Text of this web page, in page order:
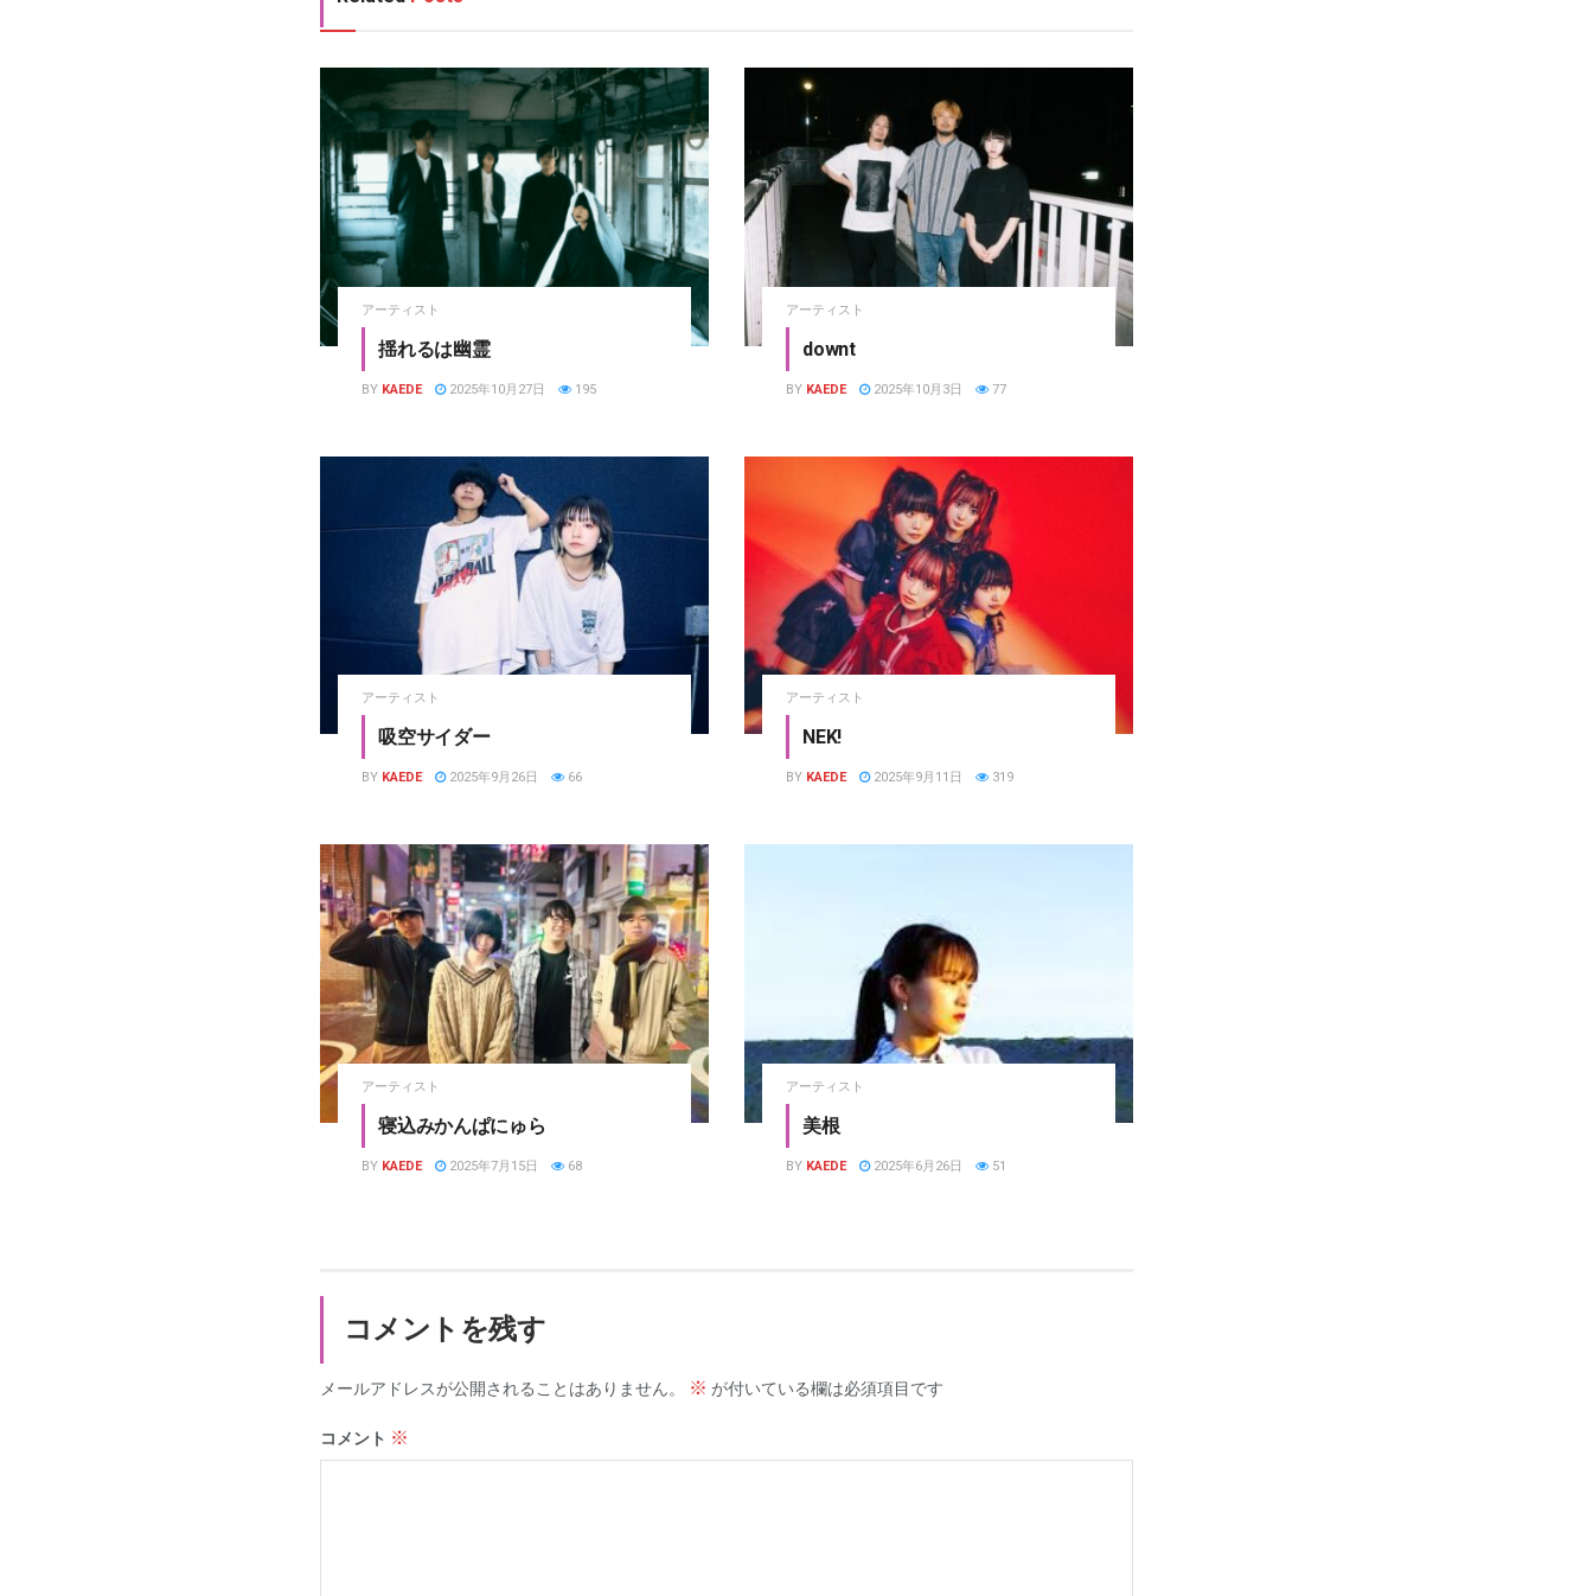
アーティスト
揺れるは幽霊
BY KAEDE 2025年10月27日 195
アーティスト
downt
BY KAEDE 2025年10月3日 77
アーティスト
吸空サイダー
BY KAEDE 2025年9月26日 66
アーティスト
NEK!
BY KAEDE 2025年9月11日 319
アーティスト
寝込みかんぱにゅら
BY KAEDE 2025年7月15日 68
アーティスト
美根
BY KAEDE 2025年6月26日 51
コメントを残す
メールアドレスが公開されることはありません。 ※ が付いている欄は必須項目です
コメント ※